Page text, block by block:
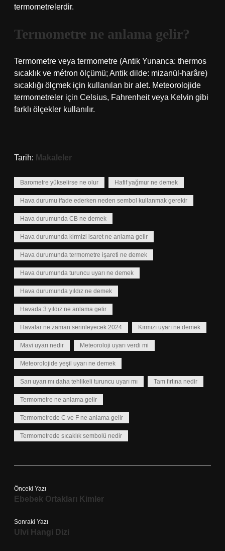
termometrelerdir.
Termometre ne anlama gelir?
Termometre veya termometre (Antik Yunanca: thermos
sıcaklık ve métron ölçümü; Antik dilde: mizanül-harâre)
sıcaklığı ölçmek için kullanılan bir alet. Meteorolojide
termometreler için Celsius, Fahrenheit veya Kelvin gibi
farklı ölçekler kullanılır.
Tarih: Makaleler
Barometre yükselirse ne olur Hafif yağmur ne demek
Hava durumu ifade ederken neden sembol kullanmak gerekir
Hava durumunda CB ne demek
Hava durumunda kirmizi isaret ne anlama gelir
Hava durumunda termometre işareti ne demek
Hava durumunda turuncu uyarı ne demek
Hava durumunda yıldız ne demek
Havada 3 yıldız ne anlama gelir
Havalar ne zaman serinleyecek 2024 Kırmızı uyarı ne demek
Mavi uyarı nedir Meteoroloji uyarı verdi mi
Meteorolojide yeşil uyarı ne demek
Sarı uyarı mı daha tehlikeli turuncu uyarı mı Tam fırtına nedir
Termometre ne anlama gelir
Termometrede C ve F ne anlama gelir
Termometrede sıcaklık sembolü nedir
Önceki Yazı
Ebebek Ortakları Kimler
Sonraki Yazı
Ulvi Hangi Dizi